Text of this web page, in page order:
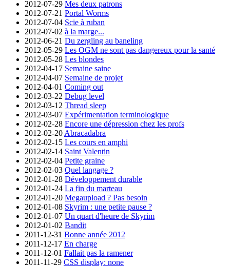
2012-07-29 Mes deux patrons
2012-07-21 Portal Worms
2012-07-04 Scie à ruban
2012-07-02 à la marge...
2012-06-21 Du zergling au baneling
2012-05-29 Les OGM ne sont pas dangereux pour la santé
2012-05-28 Les blondes
2012-04-17 Semaine saine
2012-04-07 Semaine de projet
2012-04-01 Coming out
2012-03-22 Debug level
2012-03-12 Thread sleep
2012-03-07 Expérimentation terminologique
2012-02-28 Encore une dépression chez les profs
2012-02-20 Abracadabra
2012-02-15 Les cours en amphi
2012-02-14 Saint Valentin
2012-02-04 Petite graine
2012-02-03 Quel langage ?
2012-01-28 Développement durable
2012-01-24 La fin du marteau
2012-01-20 Megaupload ? Pas besoin
2012-01-08 Skyrim : une petite pause ?
2012-01-07 Un quart d'heure de Skyrim
2012-01-02 Bandit
2011-12-31 Bonne année 2012
2011-12-17 En charge
2011-12-01 Fallait pas la ramener
2011-11-29 CSS display: none